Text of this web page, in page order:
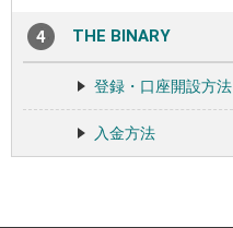
THE BINARY
登録・口座開設方法
入金方法